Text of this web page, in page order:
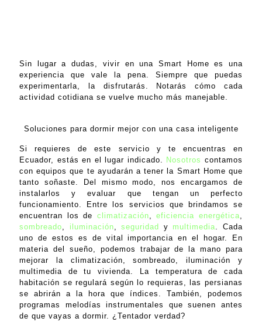
Sin lugar a dudas, vivir en una Smart Home es una
experiencia que vale la pena. Siempre que puedas
experimentarla, la disfrutarás. Notarás cómo cada
actividad cotidiana se vuelve mucho más manejable.
Soluciones para dormir mejor con una casa inteligente
Si requieres de este servicio y te encuentras en
Ecuador, estás en el lugar indicado. Nosotros contamos
con equipos que te ayudarán a tener la Smart Home que
tanto soñaste. Del mismo modo, nos encargamos de
instalarlos y evaluar que tengan un perfecto
funcionamiento. Entre los servicios que brindamos se
encuentran los de climatización ,eficiencia energética
sombreado
iluminación ,seguridad y multimedia . Cada
uno de estos es de vital importancia en el hogar. En
materia del sueño, podemos trabajar de la mano para
mejorar la climatización, sombreado, iluminación y
multimedia de tu vivienda. La temperatura de cada
habitación se regulará según lo requieras, las persianas
se abrirán a la hora que índices. También, podemos
programas melodías instrumentales que suenen antes
de que vayas a dormir. ¿Tentador verdad?